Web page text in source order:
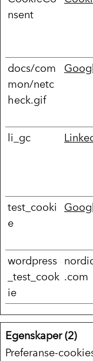
nsent
docs/com
mon/netc
heck.gif
li_gc
test_cooki
e
wordpress
_test_cook
ie
.com
Egenskaper (2)
Preferanse-